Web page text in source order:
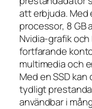
att erbjuda. Med
processor, 8 GB
Nvidia-grafik
fortfarande
multimedia och
Med en SSD
tydligt
användbar i